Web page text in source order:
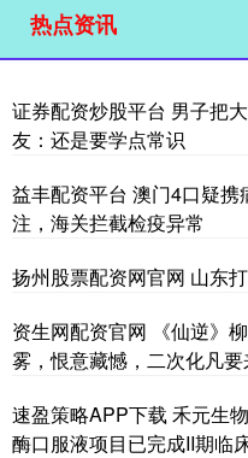
热点资讯
证券配资炒股平台 男子把
友：还是要学点常识
益丰配资平台 澳门4口疑
注，海关拦截检疫异常
扬州股票配资网官网 山东
资生网配资官网 《仙逆》
雾，恨意藏憾，二次化凡要
速盈策略APP下载 禾元生
酶口服液项目已完成II期临